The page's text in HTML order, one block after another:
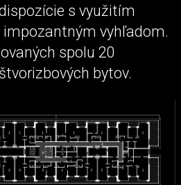
s využitím
vyhľadom.
spolu 20
bytov.